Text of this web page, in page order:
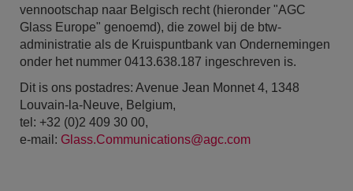
vennootschap naar Belgisch recht (hieronder "AGC
Glass Europe" genoemd), die zowel bij de btw-
administratie als de Kruispuntbank van Ondernemingen
onder het nummer 0413.638.187 ingeschreven is.
Dit is ons postadres: Avenue Jean Monnet 4, 1348
Louvain-la-Neuve, Belgium,
tel: +32 (0)2 409 30 00,
e-mail: Glass.Communications@agc.com